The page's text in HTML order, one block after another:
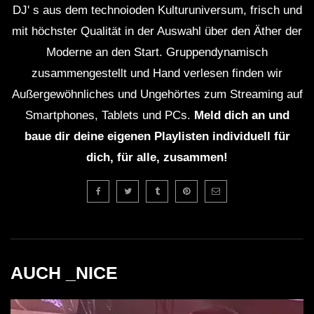
gemeinsam ein Set gespielt.
führten zu viel Medienberichterstattung.
Kritische Analyse: Was lief gut
und was könnte verbessert
es auch einige kritische Punkte zu erwähnen. Einige
Eingängen, was den Eintritt ins Event verzögerte und
die Vorfreude etwas trübte. Auch die Preise für
DJ' s aus dem technoioden Kulturuniversum, frisch und
mit höchster Qualität in der Auswahl über den Äther der
Moderne an den Start. Gruppendynamisch
zusammengestellt und Hand verlesen finden wir
Außergewöhnliches und Ungehörtes zum Streaming auf
Smartphones, Tablets und PCs. Meld dich an und
baue dir deine eigenen Playlisten individuell für
dich, für alle, zusammen!
AUCH _NICE